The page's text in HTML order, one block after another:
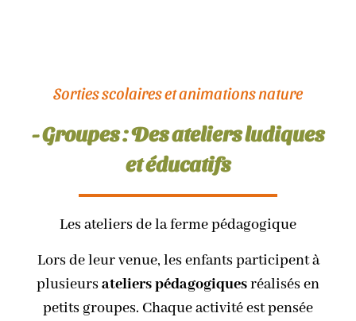
Sorties scolaires et animations nature
- Groupes : Des ateliers ludiques
et éducatifs
Les ateliers de la ferme pédagogique
Lors de leur venue, les enfants participent à
plusieursateliers pédagogiquesréalisés en
petits groupes. Chaque activité est pensée